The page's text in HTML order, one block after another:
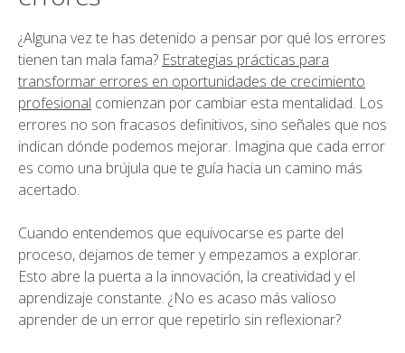
¿Alguna vez te has detenido a pensar por qué los errores
tienen tan mala fama? Estrategias prácticas para
transformar errores en oportunidades de crecimiento
profesional comienzan por cambiar esta mentalidad. Los
errores no son fracasos definitivos, sino señales que nos
indican dónde podemos mejorar. Imagina que cada error
es como una brújula que te guía hacia un camino más
acertado.
Cuando entendemos que equivocarse es parte del
proceso, dejamos de temer y empezamos a explorar.
Esto abre la puerta a la innovación, la creatividad y el
aprendizaje constante. ¿No es acaso más valioso
aprender de un error que repetirlo sin reflexionar?